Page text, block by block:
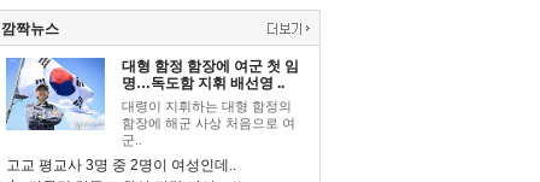
깜짝뉴스
대형 함정 함장에 여군 첫 임
명…독도함 지휘 배선영 ..
대령이 지휘하는 대형 함정의
함장에 해군 사상 처음으로 여
군..
고교 평교사 3명 중 2명이 여성인데..